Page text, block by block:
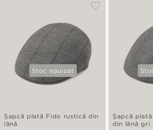
Stoc epuizat
Șapcă plată Fido rustică din
lână
Șapcă
din lână gri